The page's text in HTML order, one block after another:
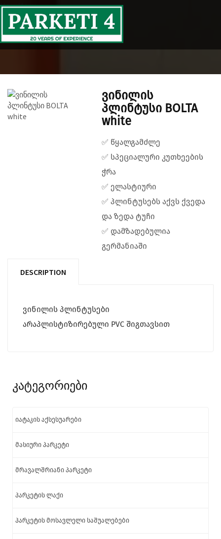
Main Menu
ვინილის
პლინტუსი BOLTA
white
✅ წყალგამძლე
✅ სპეციალური კუთხეების
ჭრა
✅ ელასტიური
✅ პლინტუსებს აქვს ქვედა
და ზედა ტუჩი
✅ დამზადებულია
გერმანიაში
DESCRIPTION
ვინილის პლინტუსები
არაპლისტიზირებული PVC შიგთავსით
კატეგორიები
იატაკის აქსესუარები
მასიური პარკეტი
მრავალშრიანი პარკეტი
პარკეტის ლაქი
პარკეტის მოსავლელი საშუალებები